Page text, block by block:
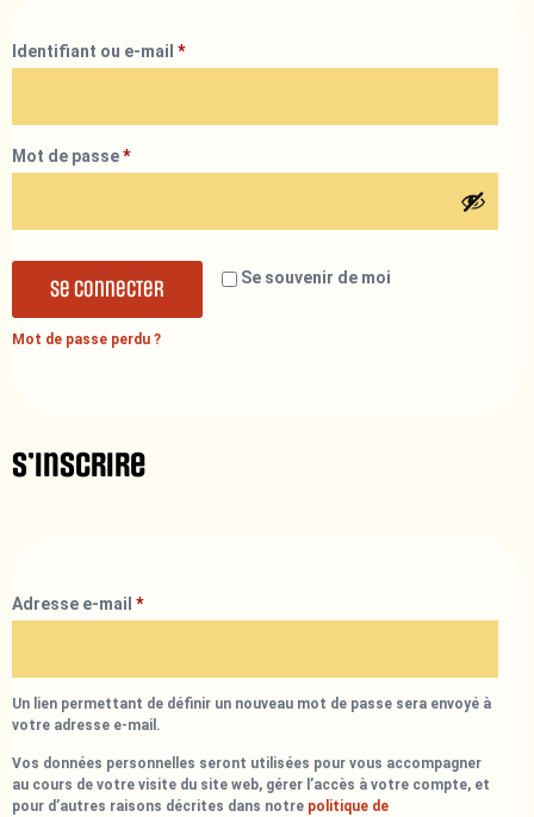
Identifiant ou e-mail *
Mot de passe*
Se souvenir de moi
Se connecter
Mot de passe perdu ?
S’inscrire
Adresse e-mail *
Un lien permettant de définir un nouveau mot de passe sera envoyé à
votre adresse e-mail.
Vos données personnelles seront utilisées pour vous accompagner
au cours de votre visite du site web, gérer l’accès à votre compte, et
pour d’autres raisons décrites dans notre politique de